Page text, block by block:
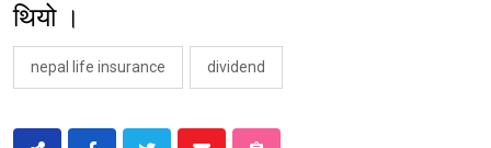
थियो ।
nepal life insurance dividend